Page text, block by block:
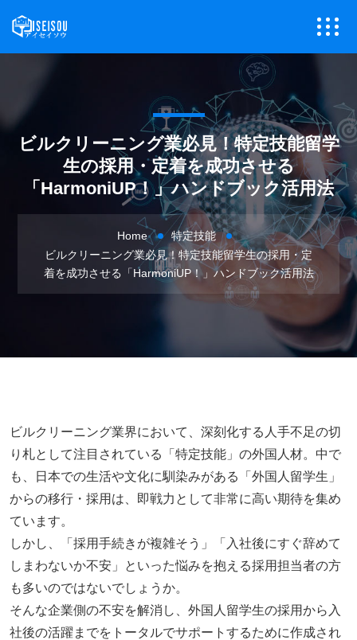
ビルクリーニング業必見！特定技能留学
生の採用・定着を成功させる
「HarmoniUP！」ハンドブック活用法
Home
特定技能
ビルクリーニング業必見！特定技能留学生の採用・定
着を成功させる「HarmoniUP！」ハンドブック活用法
ビルクリーニング業界において、深刻化する人手不足の切
り札として注目されている「特定技能」の外国人材。中で
も、日本での生活や文化に馴染みがある「外国人留学生」
からの移行・採用は、即戦力として非常に高い期待を集め
ています。
しかし、「採用手続きが複雑そう」「入社後にすぐ辞めて
しまわないか不安」といった悩みを抱える採用担当者の方
も多いのではないでしょうか。
そんな企業側の不安を解消し、外国人留学生の採用から入
社後の活躍までをトータルでサポートするために作成され